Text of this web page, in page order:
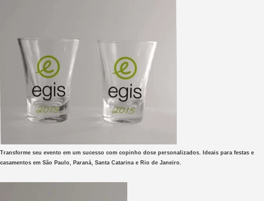
Transforme seu evento em um sucesso com copinho dose personalizados. Ideais para festas e
casamentos em São Paulo, Paraná, Santa Catarina e Rio de Janeiro.